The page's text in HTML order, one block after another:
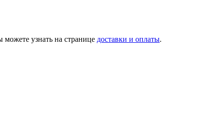
узнать на странице доставки и оплаты.